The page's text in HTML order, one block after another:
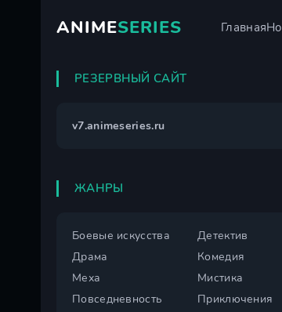
ANIMESERIES Главная
РЕЗЕРВНЫЙ САЙТ
v7.animeseries.ru
ЖАНРЫ
Боевые искусства
Детектив
Драма
Комедия
Меха
Мистика
Повседневность
Приключения